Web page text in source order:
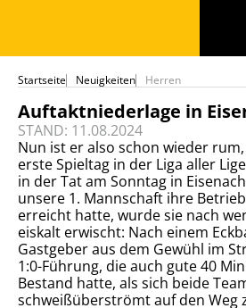
Startseite Neuigkeiten Herren
Auftaktniederlage in
STAND: 11.08.2024
Nun ist er also schon wieder
erste Spieltag in der Liga aller
in der Tat am Sonntag in
unsere 1. Mannschaft ihre
erreicht hatte, wurde sie nach
eiskalt erwischt: Nach einem
Gastgeber aus dem Gewühl im
1:0-Führung, die auch gute 40
Bestand hatte, als sich beide
schweißüberströmt auf den Weg